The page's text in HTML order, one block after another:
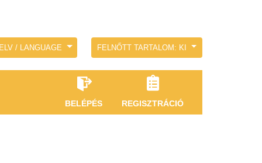
/ LANGUAGE FELNŐTT TARTALOM: KI
BELÉPÉS REGISZTRÁCIÓ